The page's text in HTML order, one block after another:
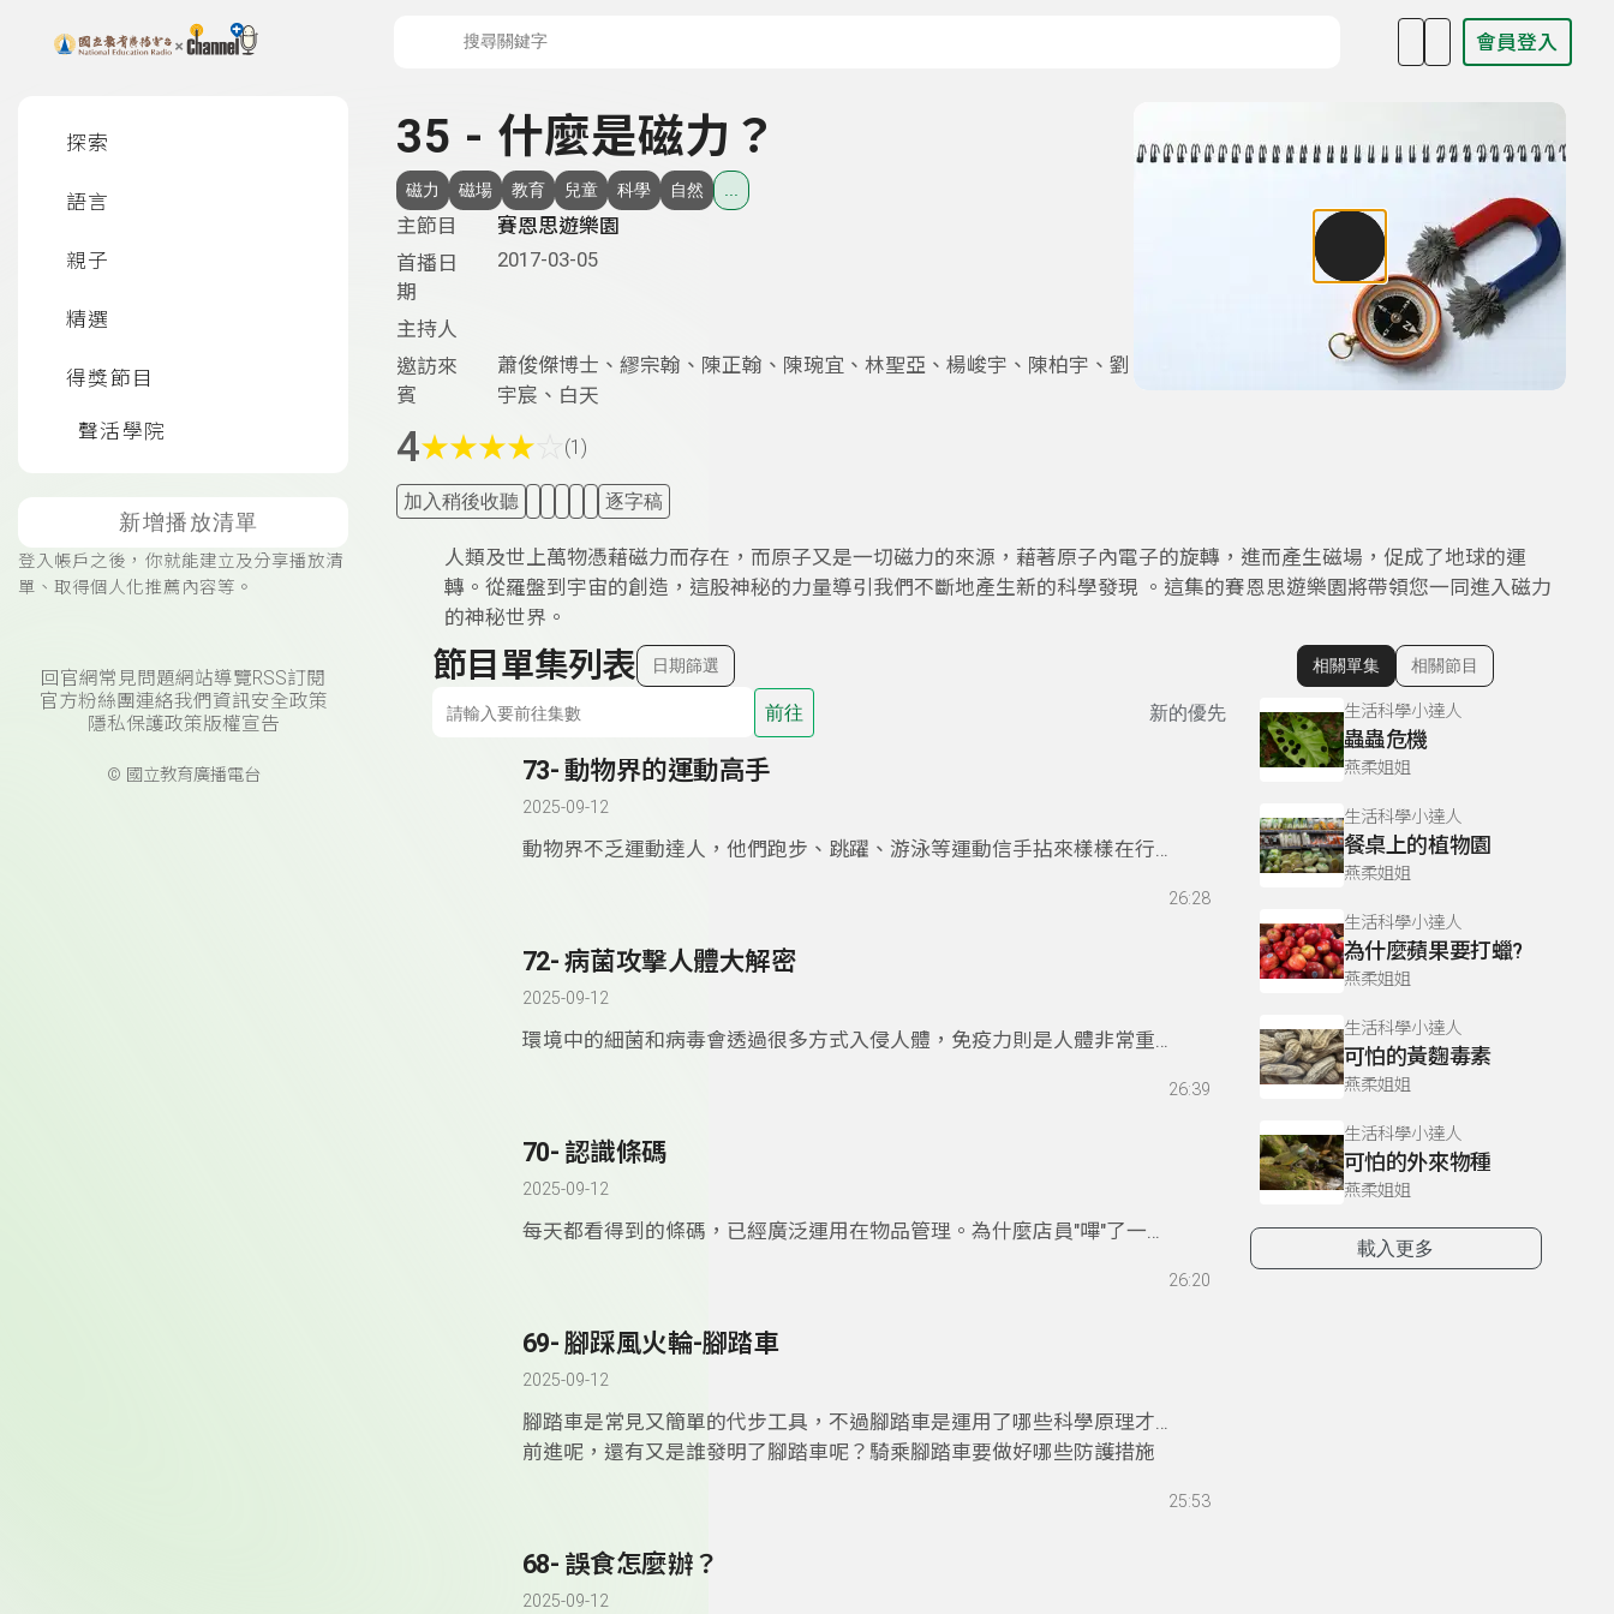
上方功能區塊 會員登入
探索
語言
親子
精選
得獎節目
聲活學院
新增播放清單
登入帳戶之後，你就能建立及分享播放清
單、取得個人化推薦內容等。
回官網常見問題網站導覽RSS訂閱
官方粉絲團連絡我們 資訊安全政策
隱私保護政策版權宣告
© 國立教育廣播電台
35 - 什麼是磁力？
磁力 磁場 教育 兒童 科學 自然
主節目
賽恩思遊樂園
首播日
期
2017-03-05
主持人
邀訪來
賓
蕭俊傑博士、繆宗翰、陳正翰、陳琬宜、林聖亞、楊峻宇、陳柏宇、劉
宇宸、白天
4★★★★ (1)
加入稍後收聽 逐字稿
人類及世上萬物憑藉磁力而存在，而原子又是一切磁力的來源，藉著原子內電子的旋轉，進而產生磁場，促成了地球的運
轉。從羅盤到宇宙的創造，這股神秘的力量導引我們不斷地產生新的科學發現 。這集的賽恩思遊樂園將帶領您一同進入磁力
的神秘世界。
節目單集列表 日期篩選
前往 新的優先
73- 動物界的運動高手
2025-09-12
動物界不乏運動達人，他們跑步、跳躍、游泳等運動信手拈來樣樣在行，
26:28
72- 病菌攻擊人體大解密
2025-09-12
環境中的細菌和病毒會透過很多方式入侵人體，免疫力則是人體非常重要
細胞。要如何對抗病菌入侵、增強免疫力呢？讓這集的賽恩思遊樂園告訴26:39
70- 認識條碼
2025-09-12
每天都看得到的條碼，已經廣泛運用在物品管理。為什麼店員"嗶"了一聲
26:20
69- 腳踩風火輪-腳踏車
2025-09-12
腳踏車是常見又簡單的代步工具，不過腳踏車是運用了哪些科學原理才能
前進呢，還有又是誰發明了腳踏車呢？騎乘腳踏車要做好哪些防護措施
25:53
68- 誤食怎麼辦？
2025-09-12
顯示相關單集
相關單集 相關節目
生活科學小達人
蟲蟲危機
燕柔姐姐
生活科學小達人
餐桌上的植物園
燕柔姐姐
生活科學小達人
為什麼蘋果要打蠟?
燕柔姐姐
生活科學小達人
可怕的黃麴毒素
燕柔姐姐
生活科學小達人
可怕的外來物種
燕柔姐姐
載入更多